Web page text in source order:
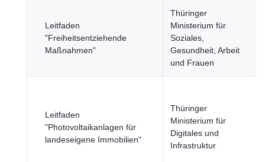
Leitfaden
"Freiheitsentziehende
Maßnahmen"
Thüringer
Ministerium für
Soziales,
Gesundheit, Arbeit
und Frauen
Leitfaden
"Photovoltaikanlagen für
landeseigene Immobilien"
Thüringer
Ministerium für
Digitales und
Infrastruktur